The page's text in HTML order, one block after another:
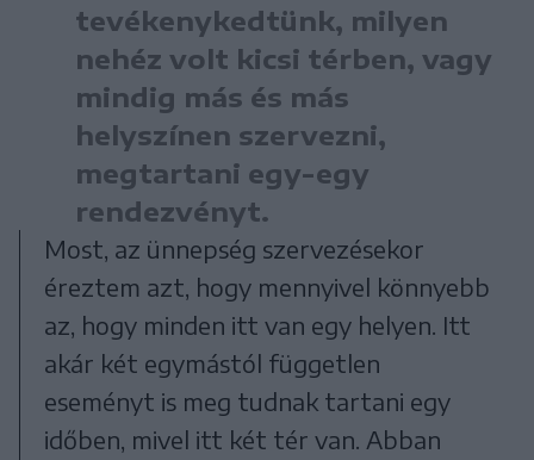
tevékenykedtünk, milyen
nehéz volt kicsi térben, vagy
mindig más és más
helyszínen szervezni,
megtartani egy-egy
rendezvényt.
Most, az ünnepség szervezésekor
éreztem azt, hogy mennyivel könnyebb
az, hogy minden itt van egy helyen. Itt
akár két egymástól független
eseményt is meg tudnak tartani egy
időben, mivel itt két tér van. Abban